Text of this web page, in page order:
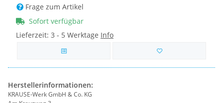
Frage zum Artikel
Sofort verfügbar
Lieferzeit: 3 - 5 Werktage Info
Herstellerinformationen:
KRAUSE-Werk GmbH & Co. KG